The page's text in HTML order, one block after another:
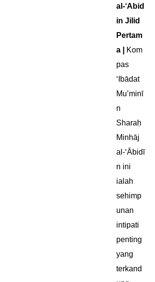
al-‘Abid
in Jilid
Pertam
a |
Kom
pas
‘Ibādat
Mu’minī
n
Sharaḥ
Minhāj
al-‘Ābidī
n ini
ialah
sehimp
unan
intipati
penting
yang
terkand